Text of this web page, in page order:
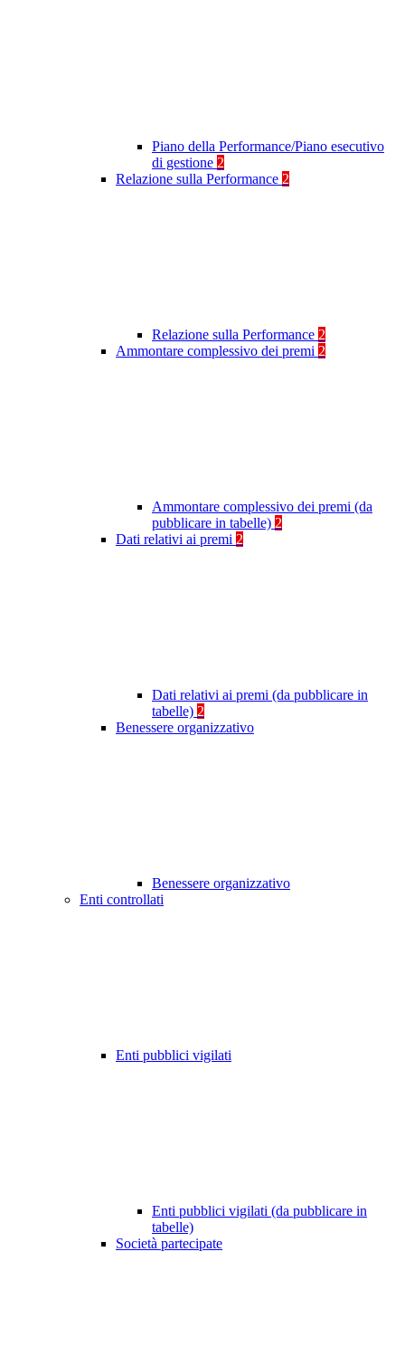
Piano della Performance/Piano esecutivo
di gestione 2
Relazione sulla Performance 2
Relazione sulla Performance 2
Ammontare complessivo dei premi 2
Ammontare complessivo dei premi (da
pubblicare in tabelle) 2
Dati relativi ai premi 2
Dati relativi ai premi (da pubblicare in
tabelle) 2
Benessere organizzativo
Benessere organizzativo
Enti controllati
Enti pubblici vigilati
Enti pubblici vigilati (da pubblicare in
tabelle)
Società partecipate